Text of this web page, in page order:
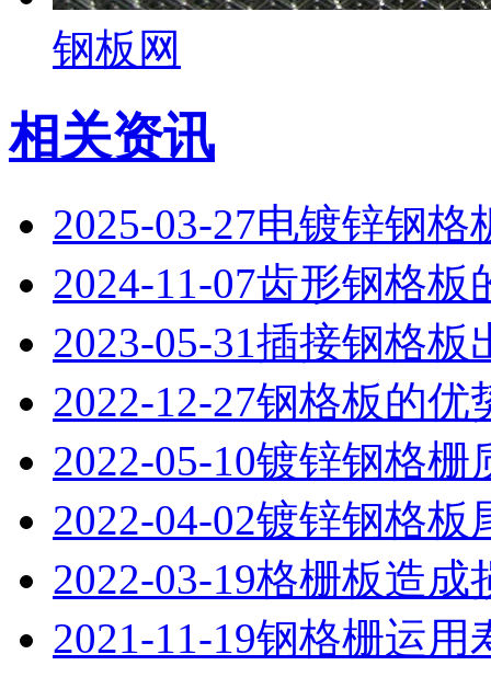
钢板网
相关资讯
2025-03-27电镀锌钢格
2024-11-07齿形钢格板
2023-05-31插接钢格板
2022-12-27钢格板的优
2022-05-10镀锌钢格栅
2022-04-02镀锌钢格板
2022-03-19格栅板造成
2021-11-19钢格栅运用